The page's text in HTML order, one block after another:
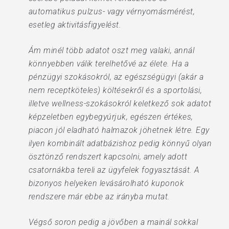
automatikus pulzus- vagy vérnyomásmérést,
esetleg aktivitásfigyelést.
Ám minél több adatot oszt meg valaki, annál
könnyebben válik terelhetővé az élete. Ha a
pénzügyi szokásokról, az egészségügyi (akár a
nem receptköteles) költésekről és a sportolási,
illetve wellness-szokásokról keletkező sok adatot
képzeletben egybegyúrjuk, egészen értékes,
piacon jól eladható halmazok jöhetnek létre. Egy
ilyen kombinált adatbázishoz pedig könnyű olyan
ösztönző rendszert kapcsolni, amely adott
csatornákba tereli az ügyfelek fogyasztását. A
bizonyos helyeken levásárolható kuponok
rendszere már ebbe az irányba mutat.
Végső soron pedig a jövőben a mainál sokkal